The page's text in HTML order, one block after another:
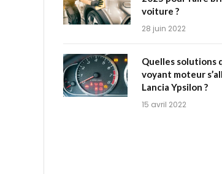
voiture ?
28 juin 2022
Quelles solutions
voyant moteur
Lancia Ypsilon ?
15 avril 2022